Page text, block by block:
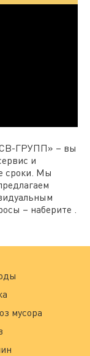
ГРУПП» – вы
и
сроки. Мы
– наберите .
мусора